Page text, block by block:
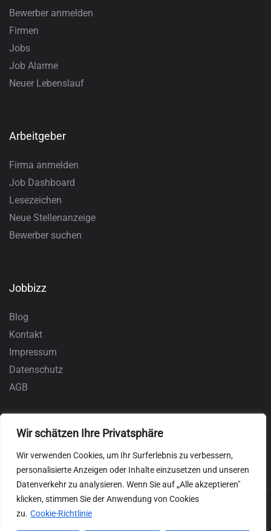
Wir schätzen Ihre Privatsphäre
Wir verwenden Cookies, um Ihr Surferlebnis zu verbessern,
personalisierte Anzeigen oder Inhalte einzusetzen und unseren
Datenverkehr zu analysieren. Wenn Sie auf „Alle akzeptieren"
klicken, stimmen Sie der Anwendung von Cookies
zu. Cookie-Richtlinie
Bewerber anmelden
Firmen
Jobs
Job Alarme
Neuer Lebenslauf
Arbeitgeber
Firma anmelden
Job Dashboard
Lesezeichen
Neue Stellenanzeige
Bewerber suchen
Jobbizz
Blog
Kontakt
Impressum
Datenschutz
AGB